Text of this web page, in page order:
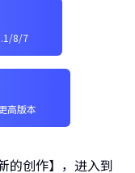
8/7
高版本
的创作】，进入到